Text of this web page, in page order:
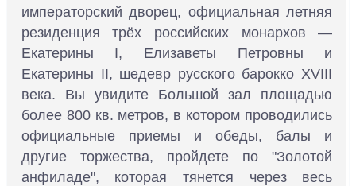
императорский дворец, официальная летняя
резиденция трёх российских монархов —
Екатерины I, Елизаветы Петровны и
Екатерины II, шедевр русского барокко XVIII
века. Вы увидите Большой зал площадью
более 800 кв. метров, в котором проводились
официальные приемы и обеды, балы и
другие торжества, пройдете по "Золотой
анфиладе", которая тянется через весь